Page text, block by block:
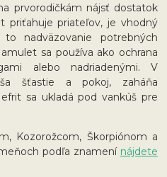
prvorodičkám nájsť dostatok
priťahuje priateľov, je vhodný
nadväzovanie potrebných
sa používa ako ochrana
alebo nadriadenými. V
šťastie a pokoj, zaháňa
sa ukladá pod vankúš pre
Kozorožcom, Škorpiónom a
podľa znamení nájdete